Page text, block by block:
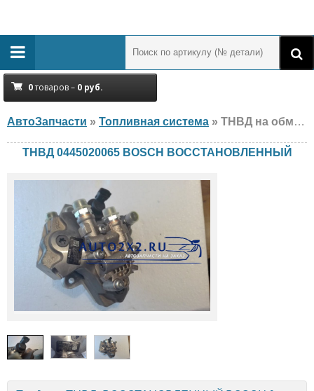
0товаров – 0 руб.
АвтоЗапчасти » Топливная система » ТНВД на обмен BOSCH 0445020065 , ВОССТАНОВЛЕННЫЙ
ТНВД 0445020065 BOSCH ВОССТАНОВЛЕННЫЙ